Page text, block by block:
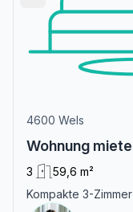
4600 Wels
Wohnung
3
59,6 m²
Kompakte 3-